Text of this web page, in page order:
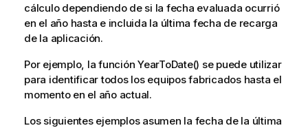
cálculo dependiendo de si la fecha evaluada ocurrió
en el año hasta e incluida la última fecha de recarga
de la aplicación.
Por ejemplo, la función YearToDate() se puede utilizar
para identificar todos los equipos fabricados hasta el
momento en el año actual.
Los siguientes ejemplos asumen la fecha de la última